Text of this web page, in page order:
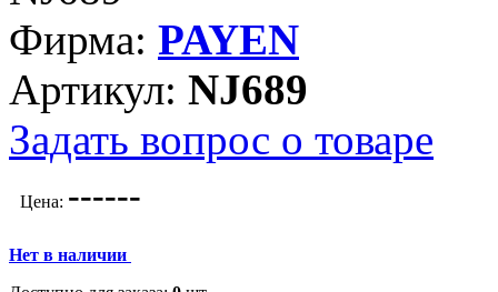
Фирма: PAYEN
Артикул: NJ689
Задать вопрос о товаре
Цена: ------
Нет в наличии